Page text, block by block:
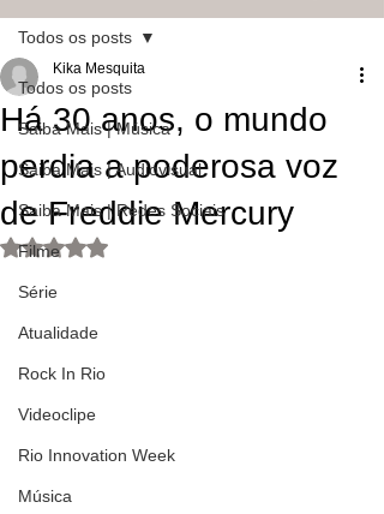
Todos os posts
Saiba Mais | Música
Saiba Mais | Audiovisual
Saiba Mais | Redes Sociais
Filme
Série
Atualidade
Rock In Rio
Videoclipe
Rio Innovation Week
Música
Todos os posts
Há 30 anos, o mundo
perdia a poderosa voz
de Freddie Mercury
Kika Mesquita
Avaliado com NaN de 5 estrelas.